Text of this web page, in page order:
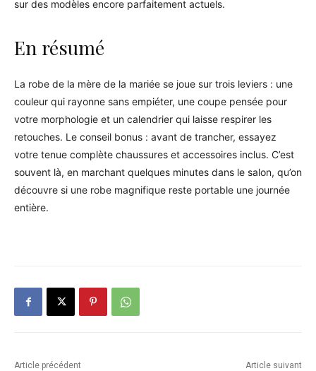
sur des modèles encore parfaitement actuels.
En résumé
La robe de la mère de la mariée se joue sur trois leviers : une
couleur qui rayonne sans empiéter, une coupe pensée pour
votre morphologie et un calendrier qui laisse respirer les
retouches. Le conseil bonus : avant de trancher, essayez
votre tenue complète chaussures et accessoires inclus. C’est
souvent là, en marchant quelques minutes dans le salon, qu’on
découvre si une robe magnifique reste portable une journée
entière.
Article précédent Article suivant